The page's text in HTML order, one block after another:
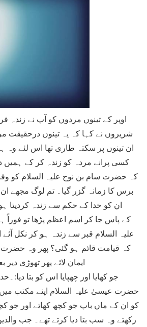
اوپر کے تینوں مردوں کو آپ نے زندہ
شریروں نے کہا کہ یہ تینوں درحقیقت
ان تینوں پر سکتہ طاری تھا اس لئے وہ
کسی پرانے مردہ کو زندہ کر کے ہمیں
کہ حضرت سام بن نوح علیہ السلام کو
برس کا زمانہ گزر گیا۔ تم لوگ مجھے
ان کو خدا کے حکم سے زندہ کردیتا
کے پاس جا کر اسم اعظم پڑھا تو
علیہ السلام قبر سے زندہ ہو کر نکل آئے
کہ قیامت قائم ہو گئی؟ پھر وہ حضرت
ایمان لائے پھر تھوڑی دیر
جو کھایا اور چھپایا اس کو بتا
حضرت عیسیٰ علیہ السلام اپنے مکتب میں
کو ان کے ماں باپ جو کچھ کھاتے اور جو
رکھتے وہ سب بتا دیا کرتے تھے۔ جب